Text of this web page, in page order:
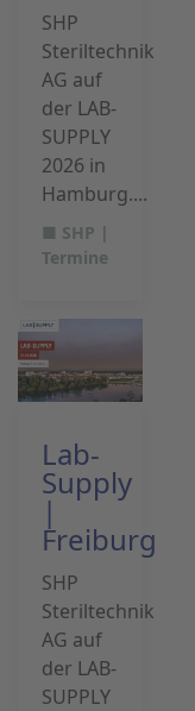
SHP
Steriltechnik
AG auf
der LAB-
SUPPLY
2026 in
Hamburg....
■ SHP |
Termine
Lab-
Supply
|
Freiburg
SHP
Steriltechnik
AG auf
der LAB-
SUPPLY